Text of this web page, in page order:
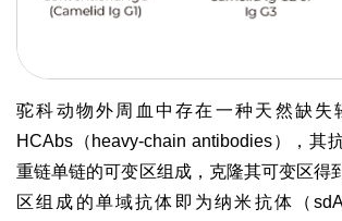
驼科动物外周血中存在一种天然缺失
HCAbs（heavy-chain antibodies），其
重链单链的可变区组成，克隆其可变区得
区组成的单域抗体即为纳米抗体（